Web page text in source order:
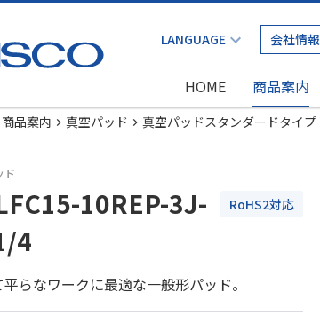
会社情報
HOME 商品案内
商品案内 真空パッド 真空パッドスタンダードタイプ
ド
10REP-3J-
4
RoHS2対応
らなワークに最適な一般形パッド。